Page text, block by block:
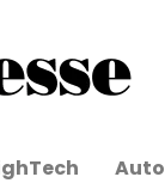
Auto